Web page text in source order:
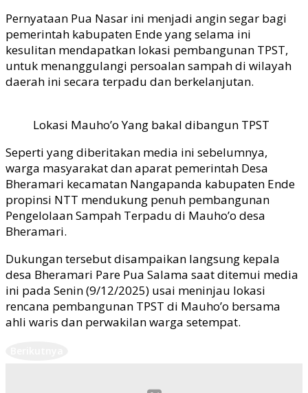
Pernyataan Pua Nasar ini menjadi angin segar bagi
pemerintah kabupaten Ende yang selama ini
kesulitan mendapatkan lokasi pembangunan TPST,
untuk menanggulangi persoalan sampah di wilayah
daerah ini secara terpadu dan berkelanjutan.
Lokasi Mauho’o Yang bakal dibangun TPST
Seperti yang diberitakan media ini sebelumnya,
warga masyarakat dan aparat pemerintah Desa
Bheramari kecamatan Nangapanda kabupaten Ende
propinsi NTT mendukung penuh pembangunan
Pengelolaan Sampah Terpadu di Mauho’o desa
Bheramari.
Dukungan tersebut disampaikan langsung kepala
desa Bheramari Pare Pua Salama saat ditemui media
ini pada Senin (9/12/2025) usai meninjau lokasi
rencana pembangunan TPST di Mauho’o bersama
ahli waris dan perwakilan warga setempat.